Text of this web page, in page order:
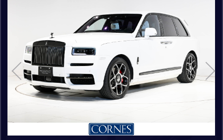
THE MAGARIGAWA CLUB
COLOR
白系 黒系
グレー系
赤系
検索
122件
お問い合わせのブランド
お問い合わせの車種
Cullinan Black Badge
ご購入希望時期
2026年1月頃